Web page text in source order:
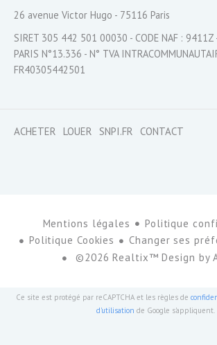
26 avenue Victor Hugo - 75116 Paris
SIRET 305 442 501 00030 - CODE NAF : 9411Z -
PARIS N°13.336 - N° TVA
FR40305442501
ACHETER LOUER SNPI.FR CONTACT
Mentions légales
Politique
Politique Cookies
Changer ses
©2026 Realtix™ Design by
Ce site est protégé par reCAPTCHA et les règles de
d'utilisation de Google s'appliquent.